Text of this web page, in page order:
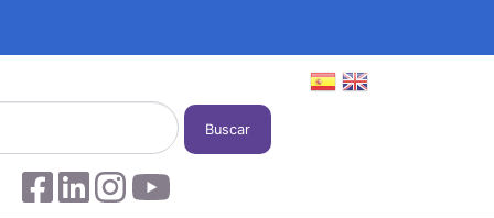
Buscar